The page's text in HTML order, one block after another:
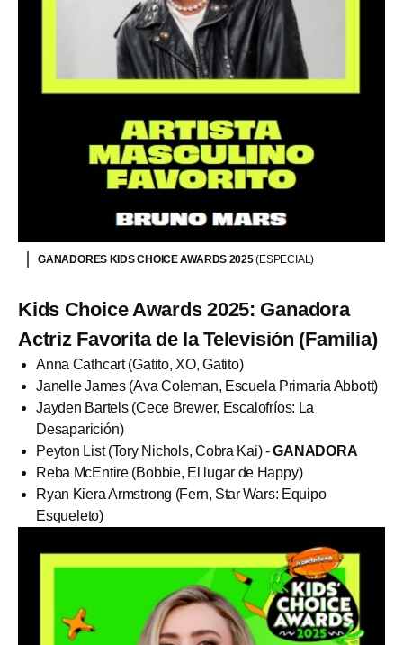
GANADORES KIDS CHOICE AWARDS 2025(ESPECIAL)
Kids Choice Awards 2025: Ganadora
Actriz Favorita de la Televisión (Familia)
Anna Cathcart (Gatito, XO, Gatito)
Janelle James (Ava Coleman, Escuela Primaria Abbott)
Jayden Bartels (Cece Brewer, Escalofríos: La
Desaparición)
Peyton List (Tory Nichols, Cobra Kai) -GANADORA
Reba McEntire (Bobbie, El lugar de Happy)
Ryan Kiera Armstrong (Fern, Star Wars: Equipo
Esqueleto)